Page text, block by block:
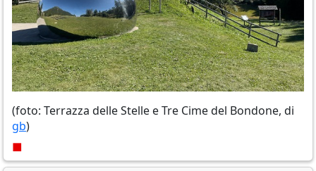
(foto: Terrazza delle Stelle e Tre Cime del Bondone, di
gb)
■